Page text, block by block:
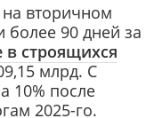
вторичном
90 дней за
строящихся
млрд. С
10% после
2025-го.